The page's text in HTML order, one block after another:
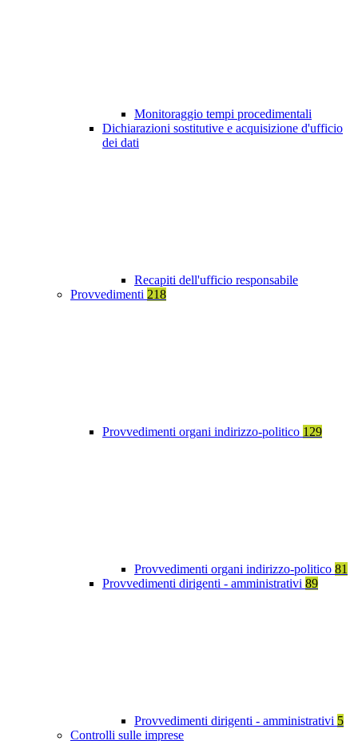
Monitoraggio tempi procedimentali
Dichiarazioni sostitutive e acquisizione d'ufficio
dei dati
Recapiti dell'ufficio responsabile
Provvedimenti 218
Provvedimenti organi indirizzo-politico 129
Provvedimenti organi indirizzo-politico 81
Provvedimenti dirigenti - amministrativi 89
Provvedimenti dirigenti - amministrativi 5
Controlli sulle imprese